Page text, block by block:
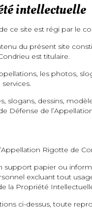
intellectuelle
ce site est régi par le
du présent site
est titulaire.
les photos,
slogans, dessins,
Défense de
Rigotte de
support papier ou
excluant tout
la Propriété
ci-dessus, toute